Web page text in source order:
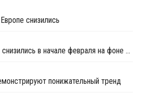
снизились
Цены на ПВХ в Европе снизились в начале февраля на фоне слабого спроса
понижательный тренд